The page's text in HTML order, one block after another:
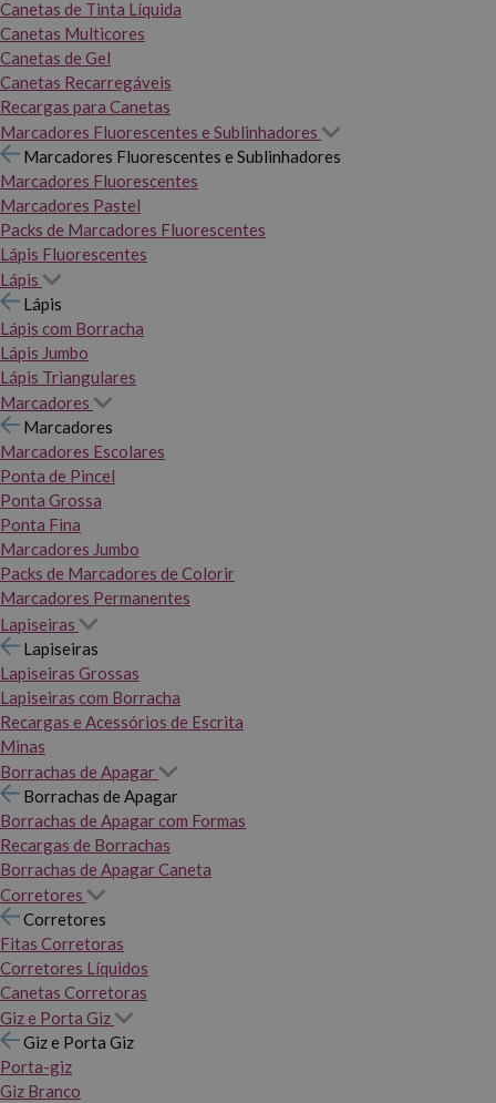
Canetas de Tinta Líquida
Canetas Multicores
Canetas de Gel
Canetas Recarregáveis
Recargas para Canetas
Marcadores Fluorescentes e Sublinhadores
Marcadores Fluorescentes e Sublinhadores
Marcadores Fluorescentes
Marcadores Pastel
Packs de Marcadores Fluorescentes
Lápis Fluorescentes
Lápis
Lápis
Lápis com Borracha
Lápis Jumbo
Lápis Triangulares
Marcadores
Marcadores
Marcadores Escolares
Ponta de Pincel
Ponta Grossa
Ponta Fina
Marcadores Jumbo
Packs de Marcadores de Colorir
Marcadores Permanentes
Lapiseiras
Lapiseiras
Lapiseiras Grossas
Lapiseiras com Borracha
Recargas e Acessórios de Escrita
Minas
Borrachas de Apagar
Borrachas de Apagar
Borrachas de Apagar com Formas
Recargas de Borrachas
Borrachas de Apagar Caneta
Corretores
Corretores
Fitas Corretoras
Corretores Líquidos
Canetas Corretoras
Giz e Porta Giz
Giz e Porta Giz
Porta-giz
Giz Branco